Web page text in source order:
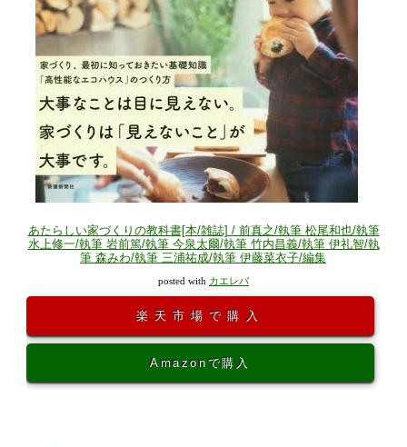
あたらしい家づくりの教科書[本/雑誌] / 前真之/執筆 松尾和也/執筆
水上修一/執筆 岩前篤/執筆 今泉太爾/執筆 竹内昌義/執筆 伊礼智/執
筆 森みわ/執筆 三浦祐成/執筆 伊藤菜衣子/編集
posted with カエレバ
楽天市場で購入
Amazonで購入